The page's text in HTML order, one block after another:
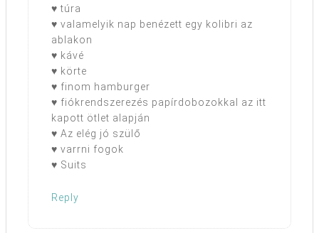
♥ túra
♥ valamelyik nap benézett egy kolibri az
ablakon
♥ kávé
♥ körte
♥ finom hamburger
♥ fiókrendszerezés papírdobozokkal az itt
kapott ötlet alapján
♥ Az elég jó szülő
♥ varrni fogok
♥ Suits
Reply